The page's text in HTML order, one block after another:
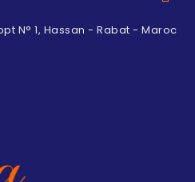
N° 1, Hassan - Rabat - Maroc